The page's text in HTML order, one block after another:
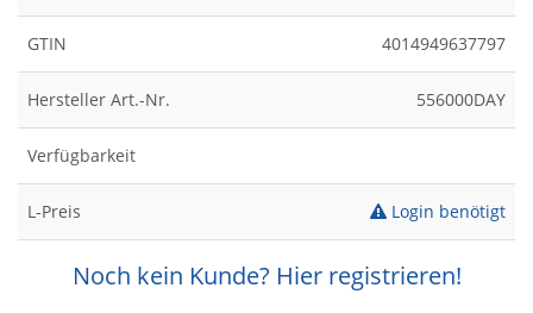
GTIN 4014949637797
Hersteller Art.-Nr. 556000DAY
Verfügbarkeit
L-Preis Login benötigt
Noch kein Kunde? Hier registrieren!